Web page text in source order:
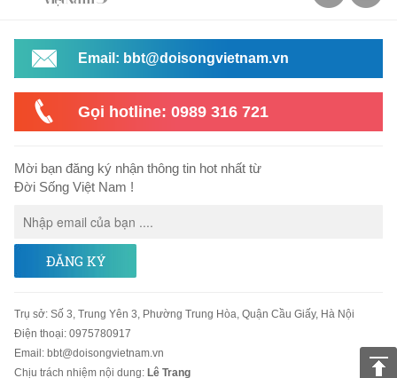
Email: bbt@doisongvietnam.vn
Gọi hotline: 0989 316 721
Mời bạn đăng ký nhận thông tin hot nhất từ
Đời Sống Việt Nam !
ĐĂNG KÝ
Trụ sở: Số 3, Trung Yên 3, Phường Trung Hòa, Quận Cầu Giấy, Hà Nội
Điện thoại: 0975780917
Email : bbt@doisongvietnam.vn
Chịu trách nhiệm nội dung: Lê Trang